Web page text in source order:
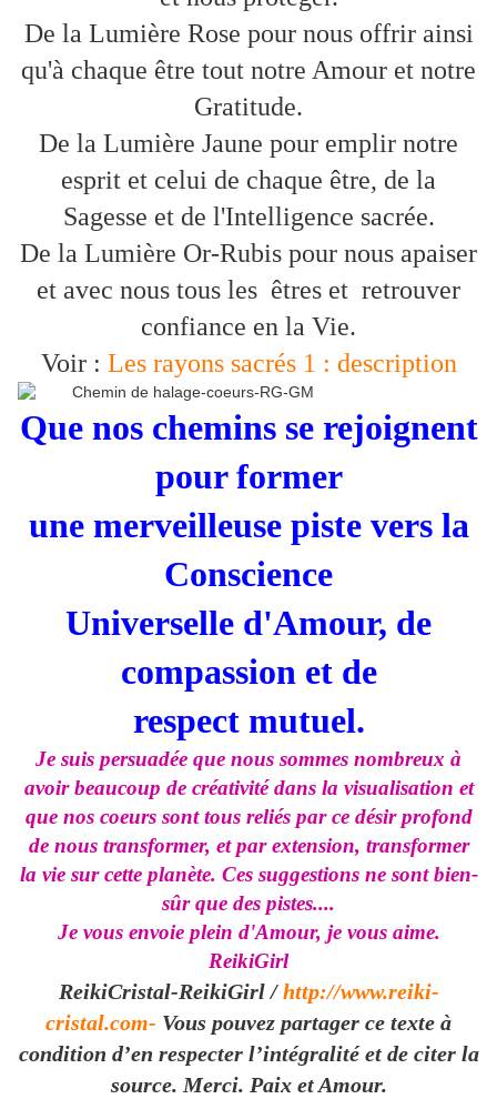
De la Lumière Rose pour nous offrir ainsi
qu'à chaque être tout notre Amour et notre
Gratitude.
De la Lumière Jaune pour emplir notre
esprit et celui de chaque être, de la
Sagesse et de l'Intelligence sacrée.
De la Lumière Or-Rubis pour nous apaiser
et avec nous tous les êtres et retrouver
confiance en la Vie.
Voir : Les rayons sacrés 1 : description
Que nos chemins se rejoignent
pour former
une merveilleuse piste vers la
Conscience
Universelle d'Amour, de
compassion et de
respect mutuel.
Je suis persuadée que nous sommes nombreux à
avoir beaucoup de créativité dans la visualisation et
que nos coeurs sont tous reliés par ce désir profond
de nous transformer, et par extension, transformer
la vie sur cette planète. Ces suggestions ne sont bien-
sûr que des pistes....
Je vous envoie plein d'Amour, je vous aime.
ReikiGirl
ReikiCristal-ReikiGirl /http://www.reiki-
cristal.com- Vous pouvez partager ce texte à
condition d’en respecter l’intégralité et de citer la
source. Merci. Paix et Amour.